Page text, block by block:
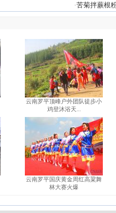
·苦菊拌蕨根
云南罗平顶峰户外团队徒步小
鸡登沐浴天...
云南罗平国庆黄金周红高粱舞
林大赛火爆